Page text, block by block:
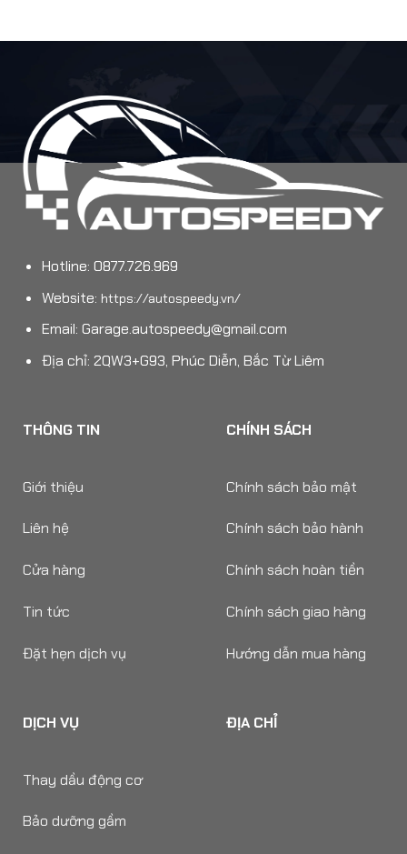
Hotline: 0877.726.969
Website: https://autospeedy.vn/
Email: Garage.autospeedy@gmail.com
Địa chỉ: 2QW3+G93, Phúc Diễn, Bắc Từ Liêm
THÔNG TIN
Giới thiệu
Liên hệ
Cửa hàng
Tin tức
Đặt hẹn dịch vụ
CHÍNH SÁCH
Chính sách bảo mật
Chính sách bảo hành
Chính sách hoàn tiền
Chính sách giao hàng
Hướng dẫn mua hàng
DỊCH VỤ
Thay dầu động cơ
Bảo dưỡng gầm
ĐỊA CHỈ